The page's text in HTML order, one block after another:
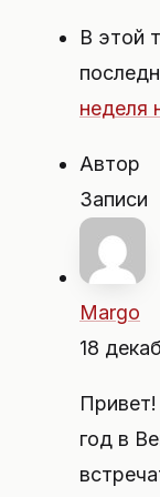
В этой
неделя
Автор
Записи
Margo
18
год в